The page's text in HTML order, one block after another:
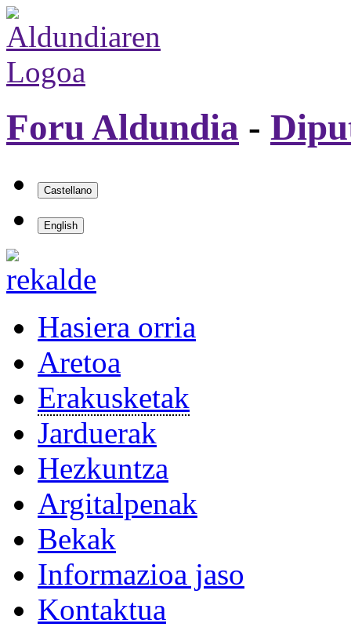
Foru Aldundia -
Hasiera orria
Aretoa
Erakusketak
Jarduerak
Hezkuntza
Argitalpenak
Bekak
Informazioa jaso
Kontaktua